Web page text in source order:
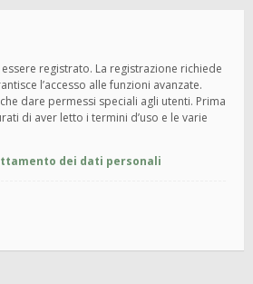
registrato. La registrazione richiede
l’accesso alle funzioni avanzate.
dare permessi speciali agli utenti. Prima
di aver letto i termini d’uso e le varie
dei dati personali